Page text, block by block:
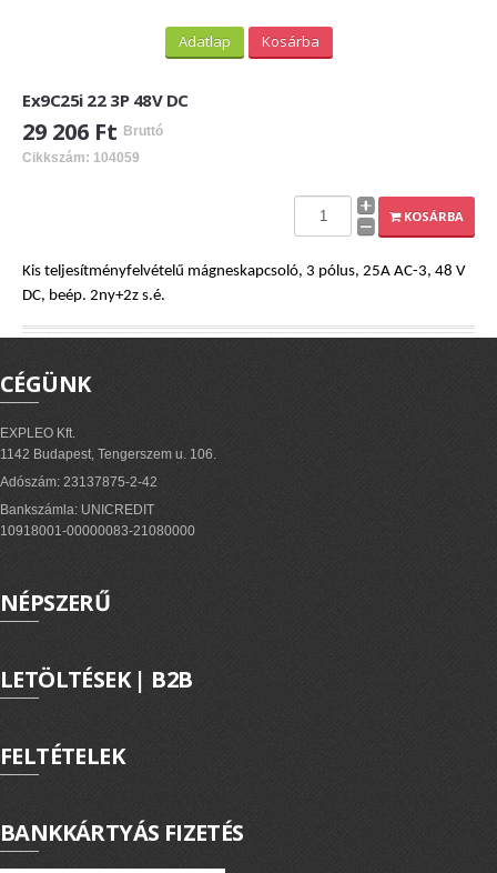
Adatlap Kosárba
Ex9C25i 22 3P 48V DC
29 206 Ft Bruttó
Cikkszám: 104059
KOSÁRBA
Kis teljesítményfelvételű mágneskapcsoló, 3 pólus, 25A AC-3, 48 V
DC, beép. 2ny+2z s.é.
CÉGÜNK
EXPLEO Kft.
1142 Budapest, Tengerszem u. 106.
Adószám: 23137875-2-42
Bankszámla: UNICREDIT
10918001-00000083-21080000
NÉPSZERŰ
LETÖLTÉSEK | B2B
FELTÉTELEK
BANKKÁRTYÁS FIZETÉS